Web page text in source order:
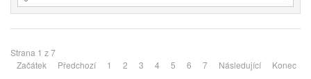
Strana 1 z 7
Začátek
Předchozí 1 2 3 4 5 6 7 Následující Konec